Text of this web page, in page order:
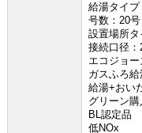
給湯タイプ
号数：20号
設置場所タ
接続口径：
エコジョー
ガスふろ
給湯+おい
グリーン
BL認定品
低NOx